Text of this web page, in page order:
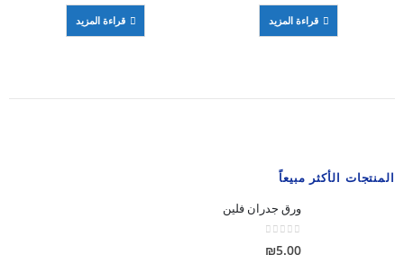
قراءة المزيد قراءة المزيد
المنتجات الأكثر مبيعاً
ورق جدران فلين
₪5.00